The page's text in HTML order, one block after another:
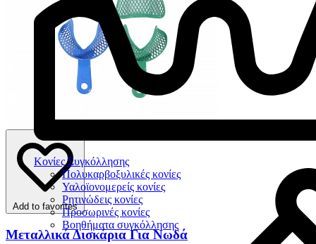
Κονίες Συγκόλλησης
Πολυκαρβοξυλικές κονίες
Υαλοϊονομερείς κονίες
Ρητινώδεις κονίες
Προσωρινές κονίες
Βοηθήματα συγκόλλησης
Add to favorites
Μεταλλικά Δισκάρια Για Νωδά